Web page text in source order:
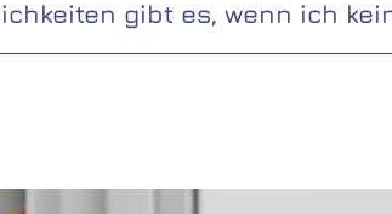
gibt es, wenn ich